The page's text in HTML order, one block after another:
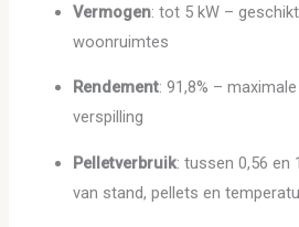
Vermogen: tot 5 kW –
woonruimtes
Rendement: 91,8% –
verspilling
Pelletverbruik: tussen 0,56 en
van stand, pellets en